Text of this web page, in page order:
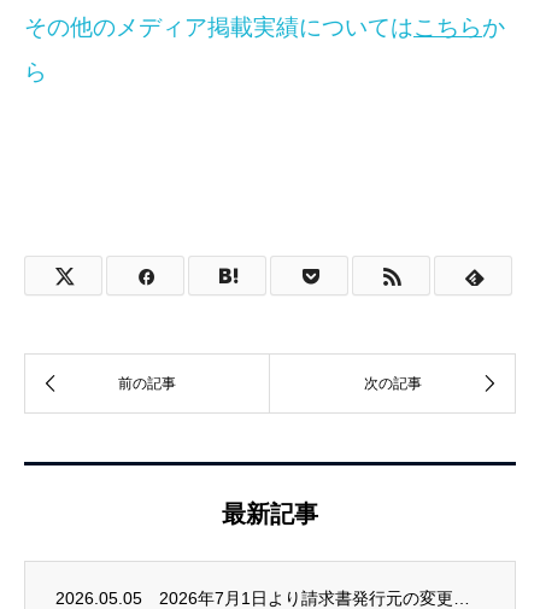
その他のメディア掲載実績についてはこちらか
ら
最新記事
2026.05.05